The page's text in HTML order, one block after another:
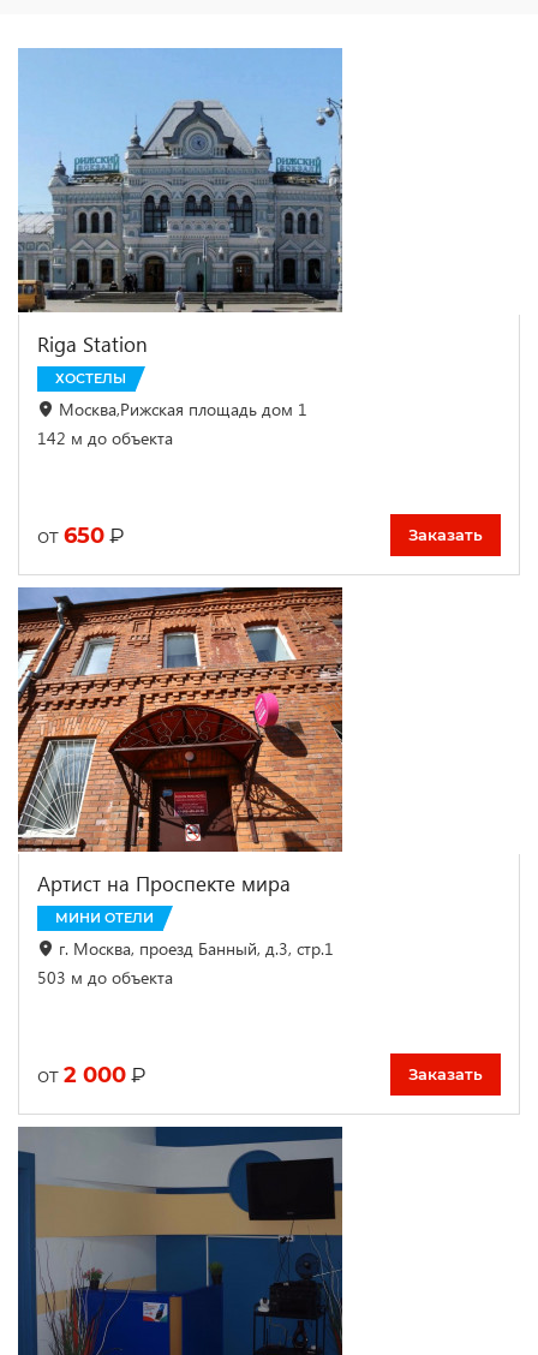
Riga Station
ХОСТЕЛЫ
Москва,Рижская площадь дом 1
142 м до объекта
от 650 ₽ Заказать
Артист на Проспекте мира
МИНИ ОТЕЛИ
г. Москва, проезд Банный, д.3, стр.1
503 м до объекта
от 2 000 ₽ Заказать